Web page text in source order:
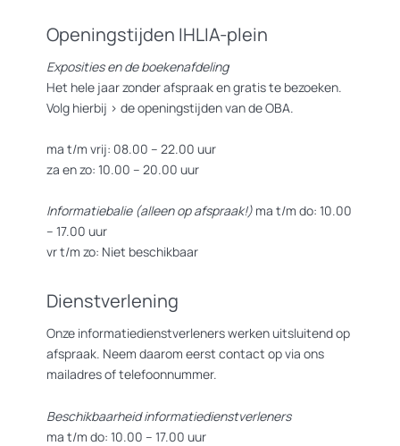
Openingstijden IHLIA-plein
Exposities en de boekenafdeling
Het hele jaar zonder afspraak en gratis te bezoeken.
Volg hierbij > de openingstijden van de OBA.
ma t/m vrij: 08.00 – 22.00 uur
za en zo: 10.00 – 20.00 uur
Informatiebalie (alleen op afspraak!) ma t/m do: 10.00
– 17.00 uur
vr t/m zo: Niet beschikbaar
Dienstverlening
Onze informatiedienstverleners werken uitsluitend op
afspraak. Neem daarom eerst contact op via ons
mailadres of telefoonnummer.
Beschikbaarheid informatiedienstverleners
ma t/m do: 10.00 – 17.00 uur